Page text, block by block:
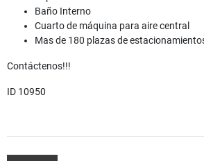
Baño Interno
Cuarto de máquina para aire central
Mas de 180 plazas de
Contáctenos!!!
ID 10950